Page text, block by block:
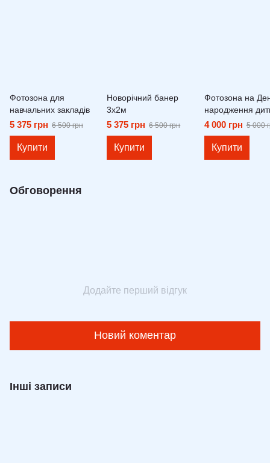
Фотозона для
навчальних закладів
5 375 грн 6 500 грн
Купити
Новорічний банер
3х2м
5 375 грн 6 500 грн
Купити
Фотозона на
народження
4 000 грн 5 000
Купити
Обговорення
Додайте перший відгук
Новий коментар
Інші записи